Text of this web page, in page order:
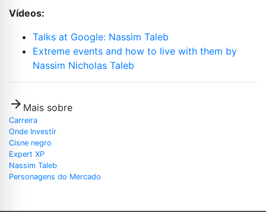
arrow_forward Mais sobre
Carreira
Onde Investir
Cisne negro
Expert XP
Nassim Taleb
Personagens do Mercado
Vídeos:
Talks at Google: Nassim Taleb
Extreme events and how to live with them by
Nassim Nicholas Taleb